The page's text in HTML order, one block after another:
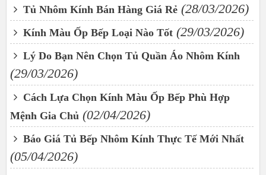
Tủ Nhôm Kính Bán Hàng Giá Rẻ (28/03/2026)
Kính Màu Ốp Bếp Loại Nào Tốt (29/03/2026)
Lý Do Bạn Nên Chọn Tủ Quần Áo Nhôm Kính
(29/03/2026)
Cách Lựa Chọn Kính Màu Ốp Bếp Phù Hợp
Mệnh Gia Chủ (02/04/2026)
Báo Giá Tủ Bếp Nhôm Kính Thực Tế Mới Nhất
(05/04/2026)